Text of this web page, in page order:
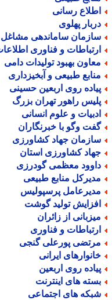
رسانی
پهلوی
ساماندهی مشاغل
و فناوری اطلاعات
بهبود تولیدات دامی
طبیعی و آبخیزداری
روی اربعین حسینی
راهور تهران بزرگ
و علوم انسانی
وگو با خبرنگاران
جهاد کشاورزی
کشاورزی استان
معظمی گودرزی
منابع طبیعی
پرسپولیس
تولید گوشت
از زائران
و فناوری
پورعلی گنجی
ایرانی
روی اربعین
های اینترنت
های اجتماعی